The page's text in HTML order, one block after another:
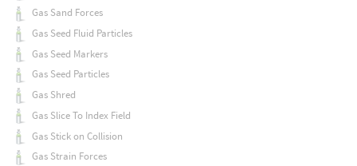
Gas Sand Forces
Gas Seed Fluid Particles
Gas Seed Markers
Gas Seed Particles
Gas Shred
Gas Slice To Index Field
Gas Stick on Collision
Gas Strain Forces